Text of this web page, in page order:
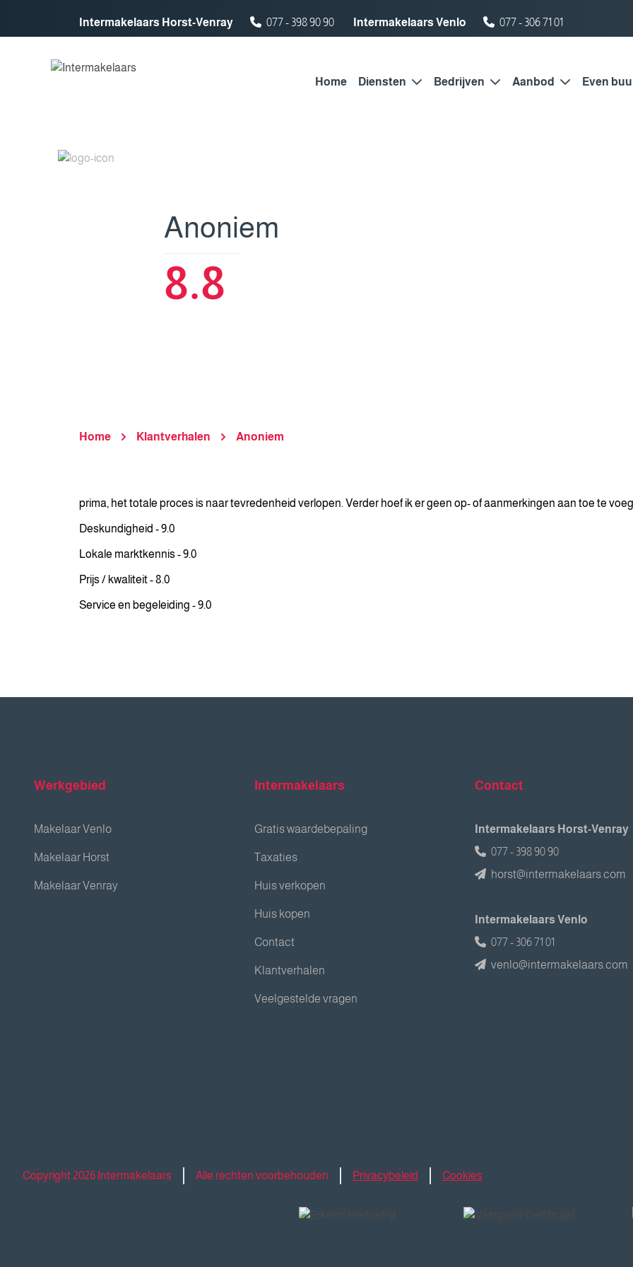
Intermakelaars Horst-Venray
077 - 398 90 90 Intermakelaars Venlo 077 - 306 71 01
Home Diensten Bedrijven Aanbod Even
Anoniem
8.8
Home Klantverhalen Anoniem
prima, het totale proces is naar tevredenheid verlopen. Verder hoef ik er geen op- of aanmerkingen aan toe te
Deskundigheid - 9.0
Lokale marktkennis - 9.0
Prijs / kwaliteit - 8.0
Service en begeleiding - 9.0
Werkgebied
Makelaar Venlo
Makelaar Horst
Makelaar Venray
Intermakelaars
Gratis waardebepaling
Taxaties
Huis verkopen
Huis kopen
Contact
Klantverhalen
Veelgestelde vragen
Contact
Intermakelaars Horst-Venray
077 - 398 90 90
horst@intermakelaars.com
Intermakelaars Venlo
077 - 306 71 01
venlo@intermakelaars.com
Copyright 2026 Intermakelaars Alle rechten voorbehouden Privacybeleid Cookies